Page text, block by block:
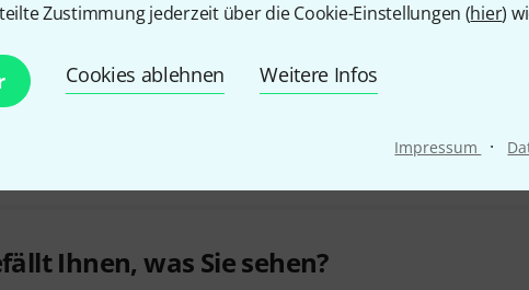
Zustimmung jederzeit über die Cookie-Einstellungen (hier)
Cookies ablehnen Weitere Infos
Impressum ·
Ihnen, was Sie sehen?